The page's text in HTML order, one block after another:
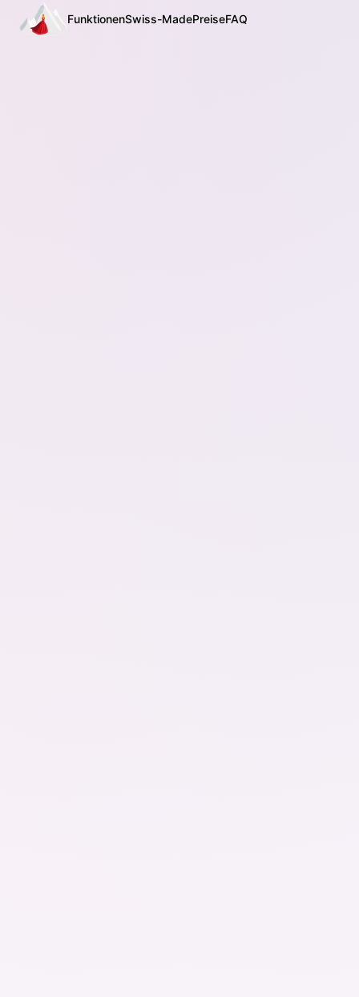
FunktionenSwiss-MadePreiseFAQ